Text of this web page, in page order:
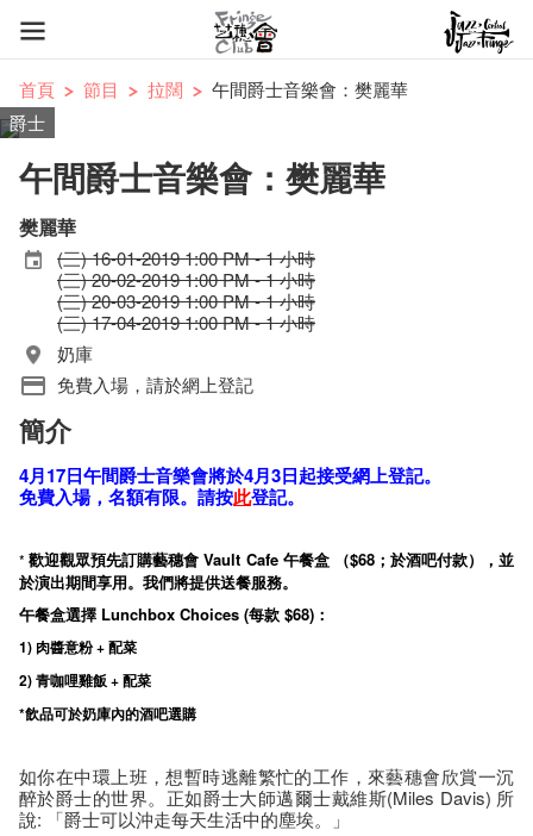
首頁 節目 拉闊
午間爵士音樂會：樊麗華
爵士
午間爵士音樂會：樊麗華
樊麗華
(三) 16-01-2019 1:00 PM - 1 小時
(三) 20-02-2019 1:00 PM - 1 小時
(三) 20-03-2019 1:00 PM - 1 小時
(三) 17-04-2019 1:00 PM - 1 小時
奶庫
免費入場，請於網上登記
簡介
4月17日午​間爵​士​音樂​會將於4月3日起接受網上登記。
免費入場，名額有限。請按此登記。
*歡迎觀眾預先訂購藝穗會 Vault Cafe 午餐盒 （$68；於酒吧付款），並
於演出期間享用。我們將提供送餐服務。
午餐盒選擇 Lunchbox Choices (每款 $68)：
1) 肉醬意粉 + 配菜
2) 青咖哩雞飯 +配菜
*飲品可於奶庫內的酒吧選購
如你在中環上班，想暫時逃離繁忙的工作，來藝穗會欣賞一沉
醉於爵士的世界。正如爵士大師邁爾士戴維斯(Miles Davis) 所
說: 「爵士可以沖走每天生活中的塵埃。」